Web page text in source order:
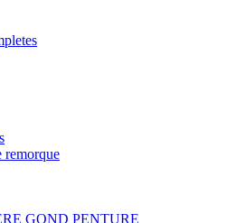
remorque
GOND PENTURE